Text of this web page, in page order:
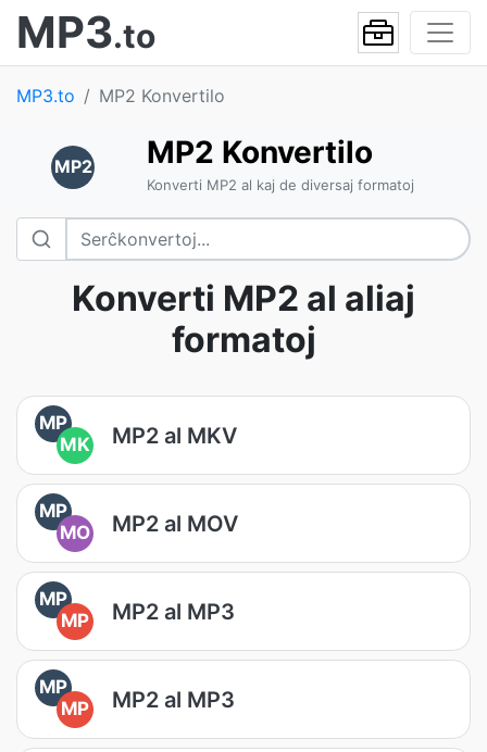
MP3.to
MP3.to MP2 Konvertilo
MP2 MP2 Konvertilo
Konverti MP2 al kaj de diversaj formatoj
Konverti MP2 al aliaj
formatoj
MP
MK
MP2 al MKV
MP
MO
MP2 al MOV
MP
MP
MP2 al MP3
MP
MP
MP2 al MP3